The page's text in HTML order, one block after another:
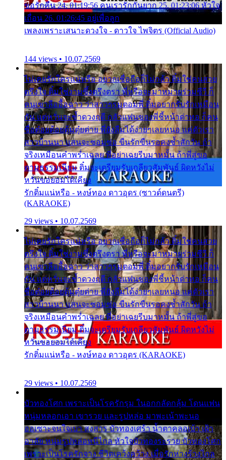
ขอรักคืน 24. 01:19:56 คนเรารักกันยาก 25. 01:23:06 หัวใจ
เถื่อน 26. 01:26:45 อยู่เพื่อลูก
เพลงเพราะเสนาะดวงใจ - ดาวใจ ไพจิตร (Official Audio)
144 views • 10.07.2569
ไม่เคยรักใครแน่หรือ อยากเชื่อถือก็ไม่กล้า ติ๋มใช่คนสวย
ตรึงใจ ติ๋มใช่งามซึ้งตรึงตรา พี่หรือจะมาหมายร่วมชีวี ก็
คนเขาลืออื้อฉาว ว่าสาวๆรุมตอมพี่ ติ๋มอยากรับรักเหมือน
กัน แต่หวั่นจะช้ำดวงฤดี กลัวแฟนของพี่ชี้หน้าด่าทอ ก็คน
ชื่อต๋อยต้อยตุ้มตุ๋ยต่าย พี่ยังลืมได้ง่ายๆเลยหนอ แค่ตัวเรา
สาวบ้านนา แสนจะซอมซ่อ ขืนรักขืนรอคงช้ำสักวัน ถ้า
จริงเหมือนคำพร่ำเฉลย พี่อย่าเฉยรีบมาหมั้น ถ้าพี่สู่ขอ
ตามธรรมเนียม ติ๋มจะเตรียมรับเกลียวสัมพันธ์ ผิดหวังไม่
หวั่นขอยอมได้เคียง
รักติ๋มแน่หรือ - หงษ์ทอง ดาวอุดร (ซาวด์ดนตรี)
(KARAOKE)
29 views • 10.07.2569
ไม่เคยรักใครแน่หรือ อยากเชื่อถือก็ไม่กล้า ติ๋มใช่คนสวย
ตรึงใจ ติ๋มใช่งามซึ้งตรึงตรา พี่หรือจะมาหมายร่วมชีวี ก็
คนเขาลืออื้อฉาว ว่าสาวๆรุมตอมพี่ ติ๋มอยากรับรักเหมือน
กัน แต่หวั่นจะช้ำดวงฤดี กลัวแฟนของพี่ชี้หน้าด่าทอ ก็คน
ชื่อต๋อยต้อยตุ้มตุ๋ยต่าย พี่ยังลืมได้ง่ายๆเลยหนอ แค่ตัวเรา
สาวบ้านนา แสนจะซอมซ่อ ขืนรักขืนรอคงช้ำสักวัน ถ้า
จริงเหมือนคำพร่ำเฉลย พี่อย่าเฉยรีบมาหมั้น ถ้าพี่สู่ขอ
ตามธรรมเนียม ติ๋มจะเตรียมรับเกลียวสัมพันธ์ ผิดหวังไม่
หวั่นขอยอมได้เคียง
รักติ๋มแน่หรือ - หงษ์ทอง ดาวอุดร (KARAOKE)
29 views • 10.07.2569
บัวทองโศก เพราะเป็นโรครักรุม ในอกกลัดกลุ้ม โดนแฟน
หนุ่มหลอกเอา เขารวย และรูปหล่อ มาพะเน้าพะนอ
ออเซาะจนใจเบา สงสาร บัวทองเศร้า น้ำตาคลอเบ้า เฝ้า
อาลัย หนุ่มรูปหล่อหนีไกล หัวใจบัวทองระรวย บัวทองโศก
เพราะเป็นโรครักจาง ชีวิตเคว้งคว้าง เมื่อรักห่างร้างไกล